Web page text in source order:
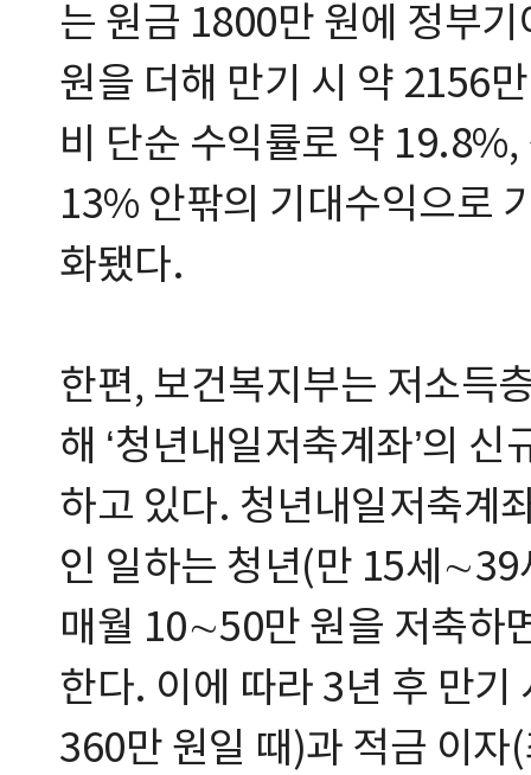
는 원금 1800만 원에 정부
원을 더해 만기 시 약 2156
비 단순 수익률로 약
13% 안팎의 기대수익으로
화됐다.
한편, 보건복지부는 저소득
해 ‘청년내일저축계좌’의
하고 있다. 청년내일저축계
인 일하는 청년(만 15세
매월 10∼50만 원을 저축하
한다. 이에 따라 3년 후 만
360만 원일 때)과 적금 이